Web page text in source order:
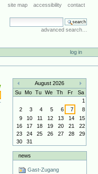
site map accessibility contact
search site
advanced search…
log in
«
August 2026
»
Su Mo Tu We Th Fr
Sa
1
2
3 4 5 6 7
8
9
10 11 12 13 14
15
16
17 18 19 20 21
22
23
24 25 26 27 28
29
30
31
news
Gast-Zugang